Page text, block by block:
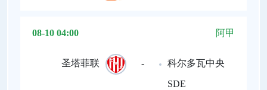
08-10 04:00 阿甲
圣塔菲联 - 科尔多瓦中央
SDE